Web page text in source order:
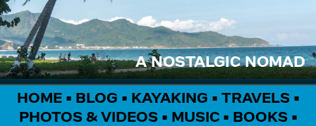
A NOSTALGIC NOMAD
HOME• BLOG • KAYAKING • TRAVELS •
PHOTOS & VIDEOS • MUSIC• BOOKS •